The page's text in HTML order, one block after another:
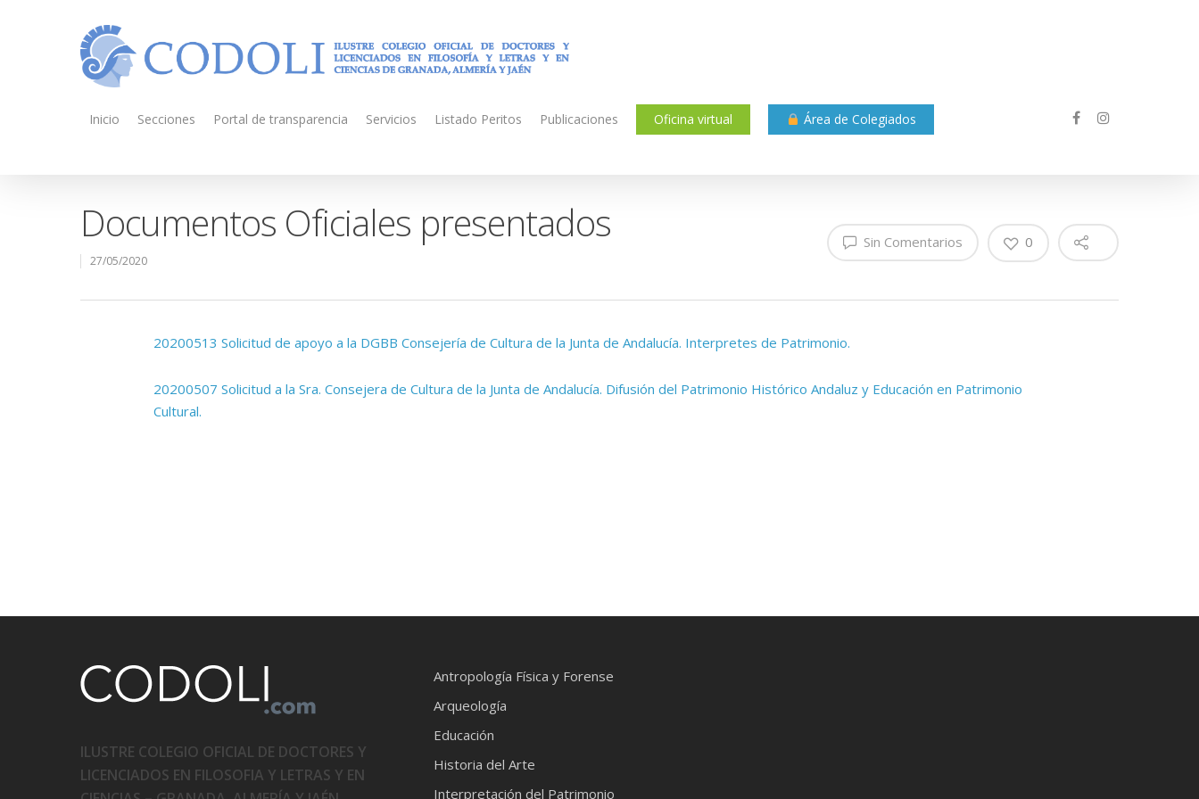
Inicio Secciones Portal de transparencia Servicios Listado Peritos Publicaciones Oficina virtual Área de Colegiados
Documentos Oficiales presentados
27/05/2020
Sin Comentarios 0
20200513 Solicitud de apoyo a la DGBB Consejería de Cultura de la Junta de Andalucía. Interpretes de Patrimonio.
20200507 Solicitud a la Sra. Consejera de Cultura de la Junta de Andalucía. Difusión del Patrimonio Histórico Andaluz y Educación en Patrimonio
Cultural.
ILUSTRE COLEGIO OFICIAL DE DOCTORES Y
LICENCIADOS EN FILOSOFIA Y LETRAS Y EN
Antropología Física y Forense
Arqueología
Educación
Historia del Arte
Interpretación del Patrimonio